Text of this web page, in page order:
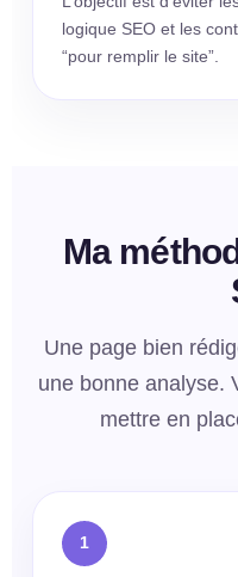
logique SEO et les
“pour remplir le site”.
Ma
Une page bien
une bonne analyse.
mettre en